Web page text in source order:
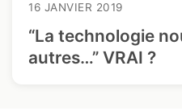
16 JANVIER 2019
“La technologie
autres…” VRAI ?